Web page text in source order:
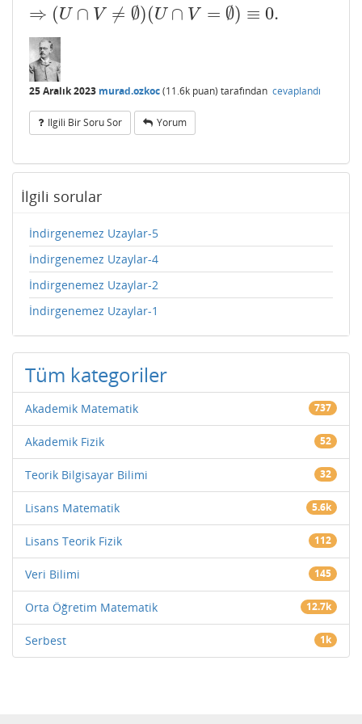
⇒ (U ∩ V ≠ ∅)(U ∩ V = ∅) ≡ 0.
25 Aralık 2023 murad.ozkoc(11.6k puan) tarafından cevaplandı
Ilgili Bir Soru Sor Yorum
İlgili sorular
İndirgenemez Uzaylar-5
İndirgenemez Uzaylar-4
İndirgenemez Uzaylar-2
İndirgenemez Uzaylar-1
Tüm kategoriler
Akademik Matematik 737
Akademik Fizik 52
Teorik Bilgisayar Bilimi 32
Lisans Matematik 5.6k
Lisans Teorik Fizik 112
Veri Bilimi 145
Orta Öğretim Matematik 12.7k
Serbest 1k